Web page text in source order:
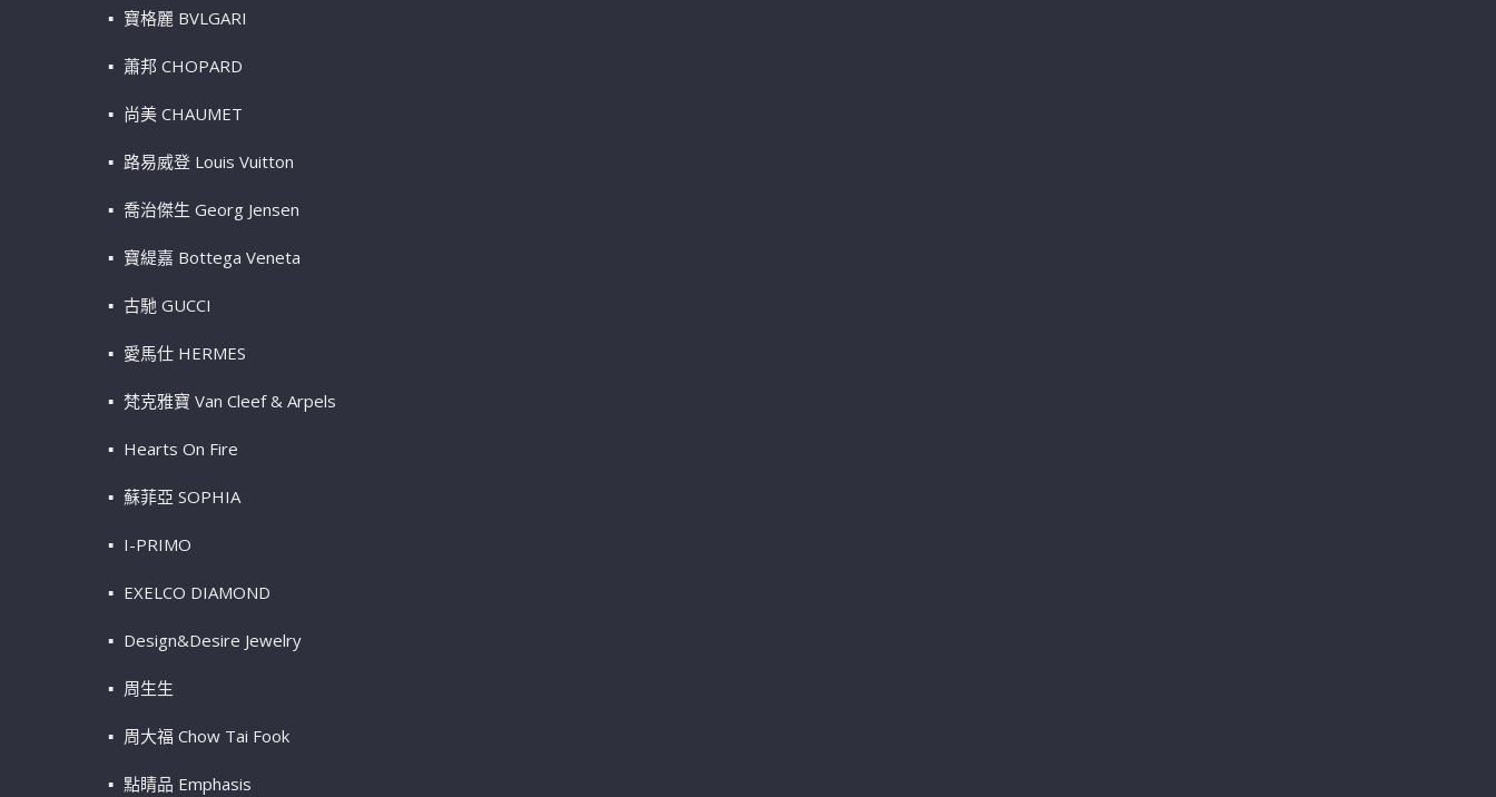
寶格麗 BVLGARI
蕭邦 CHOPARD
尚美 CHAUMET
路易威登 Louis Vuitton
喬治傑生 Georg Jensen
寶緹嘉 Bottega Veneta
古馳 GUCCI
愛馬仕 HERMES
梵克雅寶 Van Cleef & Arpels
Hearts On Fire
蘇菲亞 SOPHIA
I-PRIMO
EXELCO DIAMOND
Design&Desire Jewelry
周生生
周大福 Chow Tai Fook
點睛品 Emphasis